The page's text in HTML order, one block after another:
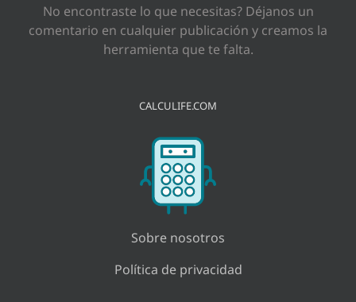
No encontraste lo que necesitas? Déjanos un
comentario en cualquier publicación y creamos la
herramienta que te falta.
CALCULIFE.COM
Sobre nosotros
Política de privacidad